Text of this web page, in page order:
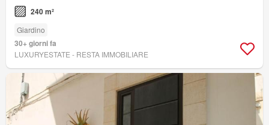
240 m²
Giardino
30+ giorni fa
LUXURYESTATE - RESTA IMMOBILIARE